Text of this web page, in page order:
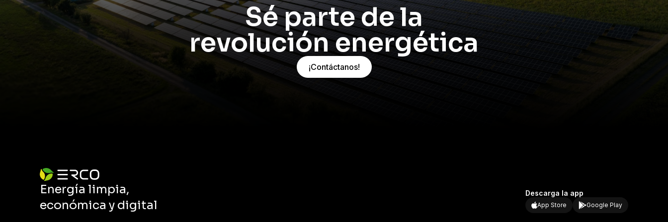
contexto.Los paneles solares son una
inversión a largo plazo conuna vida útil
promedio de 25 a 30 años . Factores como la
calidad del material, las condiciones climáticas y
el mantenimiento adecuado pueden influir en
Erco, cuidamos tu energía.
Sé parte de la
revolución energética
¡Contáctanos!
Energía limpia,
económica y digital
Descarga la app
App Store Google Play